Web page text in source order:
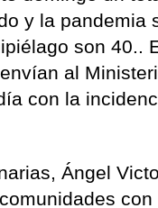
y la
son 40..
al
con la
Ángel